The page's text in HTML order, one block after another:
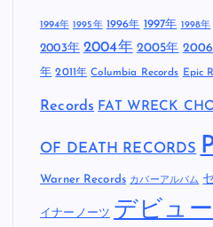
1994年 1995年 1996年 1997年 1998年
2003年 2004年 2005年
年 2011年 Columbia Records Epic
Records FAT WRECK
OF DEATH RECORDS
Warner Records カバーアルバム
イナーノーツ デビュ